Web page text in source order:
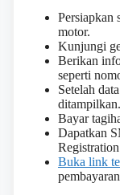
Persiapkan
motor.
Kunjungi
Berikan
seperti
Setelah
ditampilkan.
Bayar
Dapatkan
Buka link